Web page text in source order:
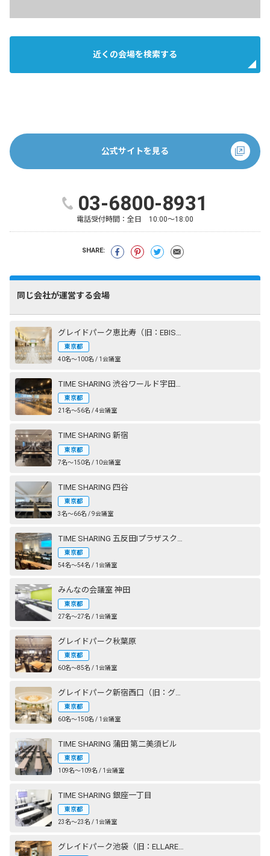
近くの会場を検索する
公式サイトを見る
03-6800-8931
電話受付時間： 全日 10:00～18:00
SHARE:
同じ会社が運営する会場
グレイドパーク恵比寿（旧：EBISU SHOW ROOM［エビスショールーム］）
東京都
40名〜100名 / 1会議室
TIME SHARING 渋谷ワールド宇田川ビル
東京都
21名〜56名 / 4会議室
TIME SHARING 新宿
東京都
7名〜150名 / 10会議室
TIME SHARING 四谷
東京都
3名〜66名 / 9会議室
東京都
54名〜54名 / 1会議室
みんなの会議室 神田
東京都
27名〜27名 / 1会議室
グレイドパーク秋葉原
東京都
60名〜85名 / 1会議室
東京都
60名〜150名 / 1会議室
TIME SHARING 蒲田 第二美須ビル
東京都
109名〜109名 / 1会議室
TIME SHARING 銀座一丁目
東京都
23名〜23名 / 1会議室
グレイドパーク池袋（旧：ELLARE）